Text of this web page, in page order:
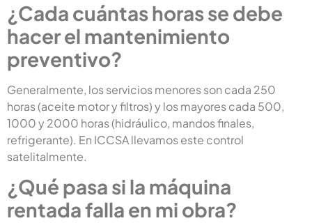
¿Cada cuántas horas se debe
hacer el mantenimiento
preventivo?
Generalmente, los servicios menores son cada 250
horas (aceite motor y filtros) y los mayores cada 500,
1000 y 2000 horas (hidráulico, mandos finales,
refrigerante). En ICCSA llevamos este control
satelitalmente.
¿Qué pasa si la máquina
rentada falla en mi obra?